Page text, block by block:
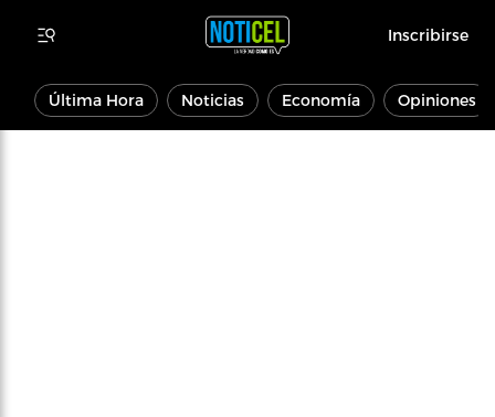
Inscribirse
Última Hora Noticias Economía Opiniones